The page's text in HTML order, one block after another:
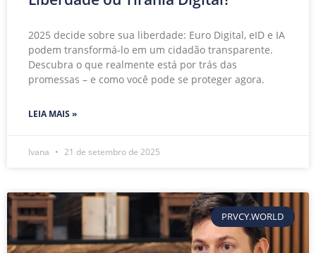
2025 decide sobre sua liberdade: Euro Digital, eID e IA
podem transformá-lo em um cidadão transparente.
Descubra o que realmente está por trás das
promessas – e como você pode se proteger agora.
LEIA MAIS »
Ivana 21 de setembro de 2025
PRVCY.WORLD